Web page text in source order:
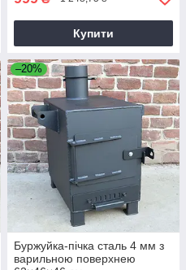
Купити
–20%
Буржуйка-пічка сталь 4 мм з
варильною поверхнею